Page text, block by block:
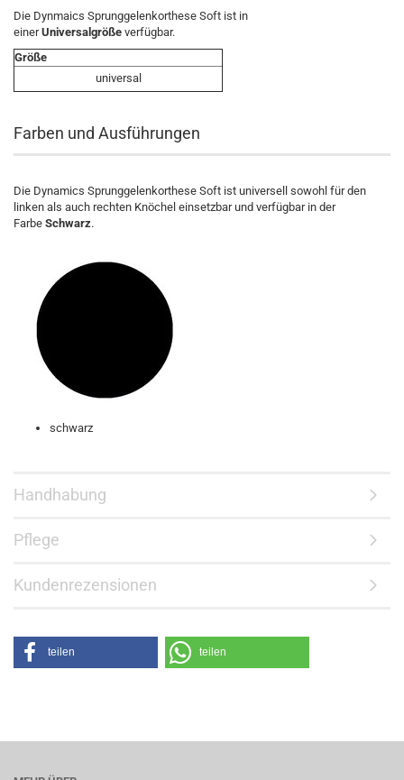
Die Dynmaics Sprunggelenkorthese Soft ist in
einerUniversalgröße verfügbar.
Größe
universal
Farben und Ausführungen
Die Dynamics Sprunggelenkorthese Soft ist universell sowohl für den
linken als auch rechten Knöchel einsetzbar und verfügbar in der
Farbe Schwarz.
schwarz
Handhabung
Pflege
Kundenrezensionen
teilen teilen